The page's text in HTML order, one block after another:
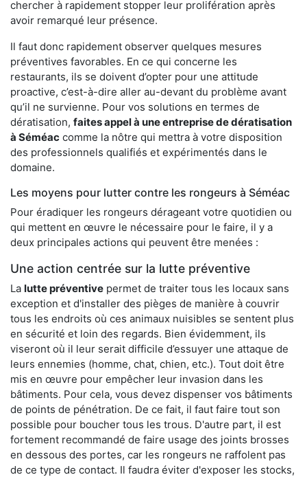
chercher à rapidement stopper leur prolifération après
avoir remarqué leur présence.
Il faut donc rapidement observer quelques mesures
préventives favorables. En ce qui concerne les
restaurants, ils se doivent d’opter pour une attitude
proactive, c’est-à-dire aller au-devant du problème avant
qu’il ne survienne. Pour vos solutions en termes de
dératisation, faites appel à une entreprise de dératisation
à Séméac comme la nôtre qui mettra à votre disposition
des professionnels qualifiés et expérimentés dans le
domaine.
Les moyens pour lutter contre les rongeurs à Séméac
Pour éradiquer les rongeurs dérageant votre quotidien ou
qui mettent en œuvre le nécessaire pour le faire, il y a
deux principales actions qui peuvent être menées :
Une action centrée sur la lutte préventive
La lutte préventive permet de traiter tous les locaux sans
exception et d'installer des pièges de manière à couvrir
tous les endroits où ces animaux nuisibles se sentent plus
en sécurité et loin des regards. Bien évidemment, ils
viseront où il leur serait difficile d’essuyer une attaque de
leurs ennemies (homme, chat, chien, etc.). Tout doit être
mis en œuvre pour empêcher leur invasion dans les
bâtiments. Pour cela, vous devez dispenser vos bâtiments
de points de pénétration. De ce fait, il faut faire tout son
possible pour boucher tous les trous. D'autre part, il est
fortement recommandé de faire usage des joints brosses
en dessous des portes, car les rongeurs ne raffolent pas
de ce type de contact. Il faudra éviter d'exposer les stocks,